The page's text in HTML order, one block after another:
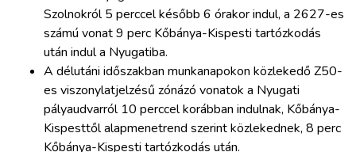
Szolnokról 5 perccel később 6 órakor indul, a 2627-es
számú vonat 9 perc Kőbánya-Kispesti tartózkodás
után indul a Nyugatiba.
A délutáni időszakban munkanapokon közlekedő Z50-
es viszonylatjelzésű zónázó vonatok a Nyugati
pályaudvarról 10 perccel korábban indulnak, Kőbánya-
Kispesttől alapmenetrend szerint közlekednek, 8 perc
Kőbánya-Kispesti tartózkodás után.